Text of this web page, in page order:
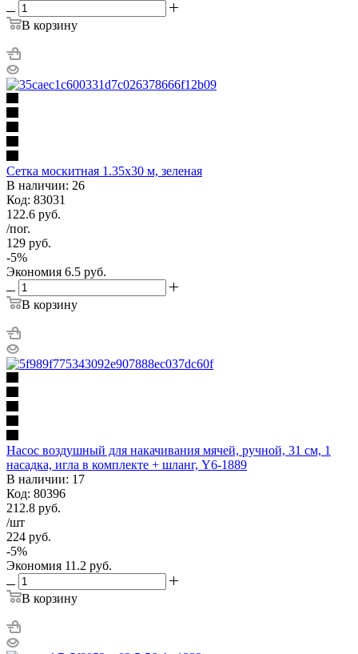
В корзину
Сетка москитная 1.35х30 м, зеленая
В наличии: 26
Код: 83031
122.6 руб.
/пог.
129 руб.
-5%
Экономия 6.5 руб.
В корзину
Насос воздушный для накачивания мячей, ручной, 31 см, 1
насадка, игла в комплекте + шланг, Y6-1889
В наличии: 17
Код: 80396
212.8 руб.
/шт
224 руб.
-5%
Экономия 11.2 руб.
В корзину